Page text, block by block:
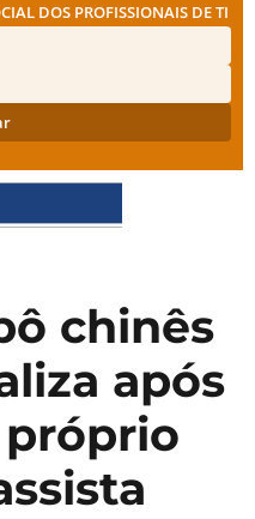
DOS PROFISSIONAIS DE TI
chinês
após